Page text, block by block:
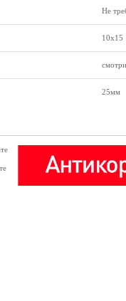
Не
10х15
25мм